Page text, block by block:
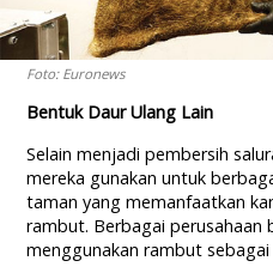
Foto: Euronews
Bentuk Daur Ulang Lain
Selain menjadi pembersih
mereka gunakan untuk
taman yang memanfaatkan
rambut. Berbagai perusahaan
menggunakan rambut